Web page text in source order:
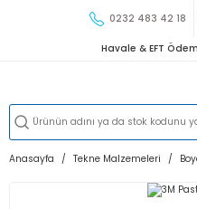
0232 483 42 18
Havale & EFT
Anasayfa Tekne Malzemeleri